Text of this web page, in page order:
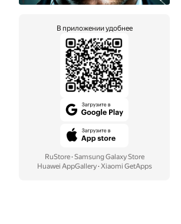
В приложении удобнее
RuStore· Samsung Galaxy Store
Huawei AppGallery· Xiaomi GetApps